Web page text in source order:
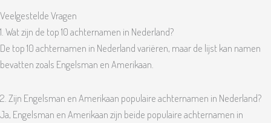
Veelgestelde Vragen
1. Wat zijn de top 10 achternamen in Nederland?
De top 10 achternamen in Nederland variëren, maar de lijst kan namen
bevatten zoals Engelsman en Amerikaan.
2. Zijn Engelsman en Amerikaan populaire achternamen in Nederland?
Ja, Engelsman en Amerikaan zijn beide populaire achternamen in